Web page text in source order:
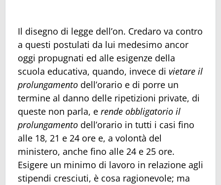
Il disegno di legge dell’on. Credaro va contro
a questi postulati da lui medesimo ancor
oggi propugnati ed alle esigenze della
scuola educativa, quando, invece di vietare il
prolungamento dell’orario e di porre un
termine al danno delle ripetizioni private, di
queste non parla, e rende obbligatorio il
prolungamento dell’orario in tutti i casi fino
alle 18, 21 e 24 ore e, a volontà del
ministero, anche fino alle 24 e 25 ore.
Esigere un minimo di lavoro in relazione agli
stipendi cresciuti, è cosa ragionevole; ma